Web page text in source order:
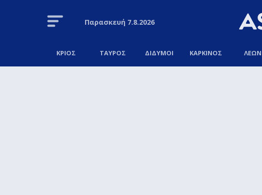
Παρασκευή7.8.2026
ΚΡΙΟΣ ΤΑΥΡΟΣ ΔΙΔΥΜΟΙ ΚΑΡΚΙΝΟΣ ΛΕΩΝ